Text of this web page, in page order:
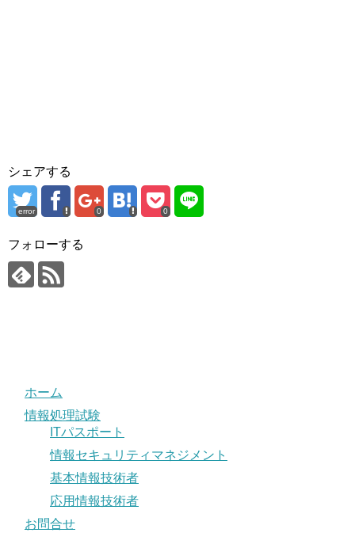
シェアする
error 0 0
フォローする
ホーム
情報処理試験
ITパスポート
情報セキュリティマネジメント
基本情報技術者
応用情報技術者
お問合せ